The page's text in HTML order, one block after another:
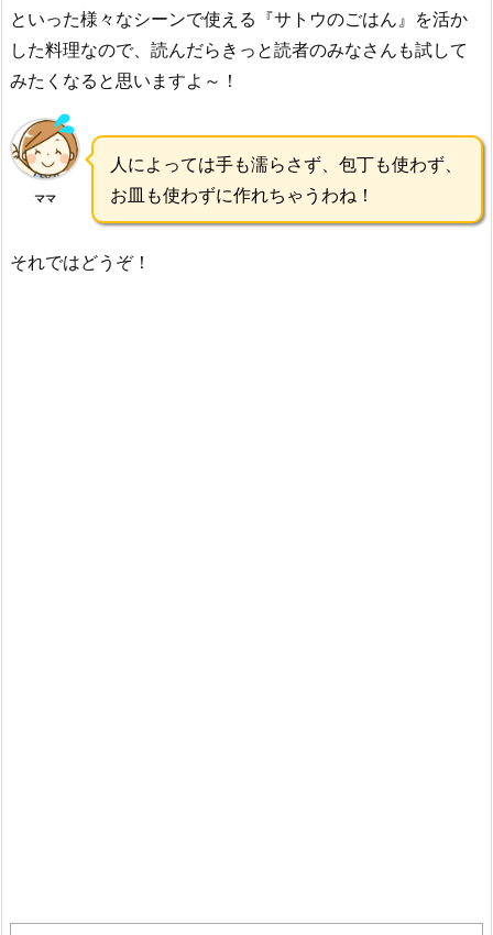
といった様々なシーンで使える『サトウのごはん』を活か
した料理なので、読んだらきっと読者のみなさんも試して
みたくなると思いますよ～！
ママ
人によっては手も濡らさず、包丁も使わず、
お皿も使わずに作れちゃうわね！
それではどうぞ！